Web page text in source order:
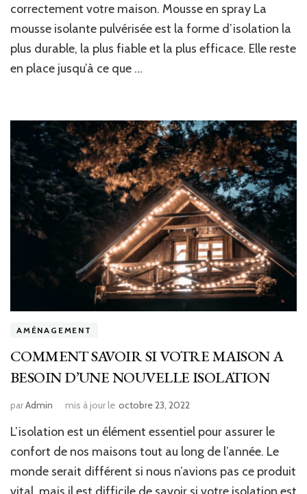
correctement votre maison. Mousse en spray La
mousse isolante pulvérisée est la forme d’isolation la
plus durable, la plus fiable et la plus efficace. Elle reste
en place jusqu’à ce que …
AMÉNAGEMENT
COMMENT SAVOIR SI VOTRE MAISON A
BESOIN D’UNE NOUVELLE ISOLATION
parAdmin mis à jour le octobre 23, 2022
L’isolation est un élément essentiel pour assurer le
confort de nos maisons tout au long de l’année. Le
monde serait différent si nous n’avions pas ce produit